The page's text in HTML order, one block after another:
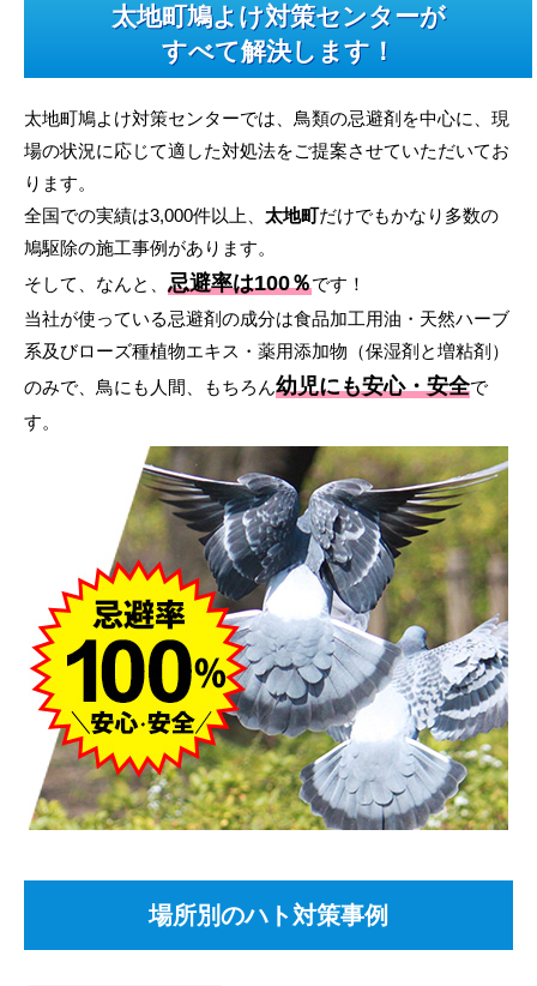
太地町鳩よけ対策センターが
すべて解決します！
太地町鳩よけ対策センターでは、鳥類の忌避剤を中心に、現
場の状況に応じて適した対処法をご提案させていただいてお
ります。
全国での実績は3,000件以上、 太地町だけでもかなり多数の
鳩駆除の施工事例があります。
そして、なんと、 忌避率は100％です！
当社が使っている忌避剤の成分は食品加工用油・天然ハーブ
系及びローズ種植物エキス・薬用添加物（保湿剤と増粘剤）
のみで、鳥にも人間、もちろん幼児にも安心・安全で
す。
場所別のハト対策事例